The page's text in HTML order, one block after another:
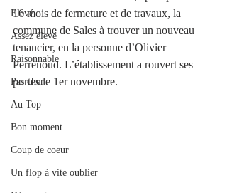
Elevé
Assez élevé
Raisonnable
Pas cher
Au Top
Bon moment
Coup de coeur
Un flop à vite oublier
16 mois de fermeture et de travaux, la
commune de Sales à trouver un nouveau
tenancier, en la personne d’Olivier
Perrenoud. L’établissement a rouvert ses
portes le 1er novembre.